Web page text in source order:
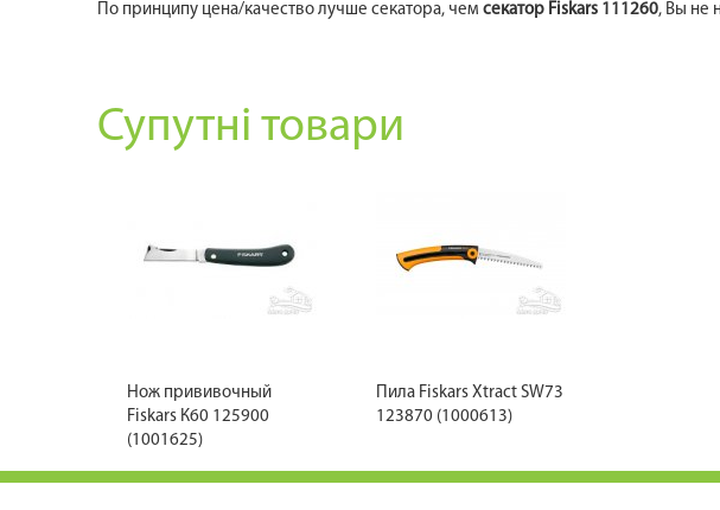
По принципу цена/качество лучше секатора, чем секатор Fiskars 111260, Вы не
Супутні товари
Нож прививочный
Fiskars К60 125900
(1001625)
Пила Fiskars Xtract SW73
123870 (1000613)